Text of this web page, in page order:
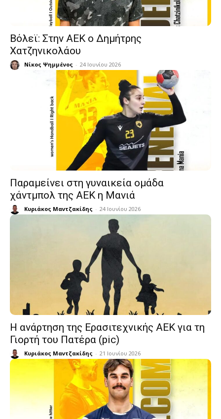
Βόλεϊ: Στην ΑΕΚ ο Δημήτρης
Χατζηνικολάου
Νίκος Ψημμένος - 24 Ιουνίου 2026
Παραμείνει στη γυναικεία ομάδα
χάντμπολ της ΑΕΚ η Μανιά
Κυριάκος Μαντζακίδης - 24 Ιουνίου 2026
Η ανάρτηση της Ερασιτεχνικής ΑΕΚ για τη
Γιορτή του Πατέρα (pic)
Κυριάκος Μαντζακίδης - 21 Ιουνίου 2026